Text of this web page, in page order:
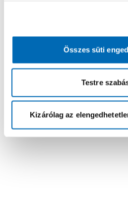
Összes süti
Testre
Kizárólag az